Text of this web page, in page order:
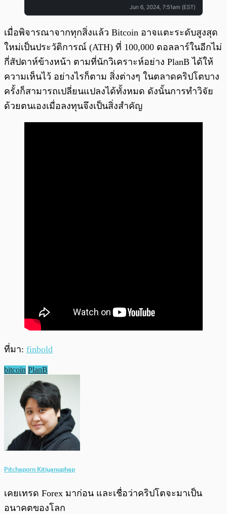
เมื่อพิจารณาจากทุกสิ่งแล้ว Bitcoin อาจแตะระดับสูงสุด
ใหม่เป็นประวัติการณ์ (ATH) ที่ 100,000 ดอลลาร์ในอีกไม่
กี่สัปดาห์ข้างหน้า ตามที่นักวิเคราะห์อย่าง PlanB ได้ให้
ความเห็นไว้ อย่างไรก็ตาม สิ่งต่างๆ ในตลาดคริปโตบาง
ครั้งก็สามารถเปลี่ยนแปลงได้ทั้งหมด ดังนั้นการทำวิจัย
ด้วยตนเองเมื่อลงทุนจึงเป็นสิ่งสำคัญ
ที่มา: finbold
bitcoin PlanB
Pitchaporn Kitiyanuphap
เคยเทรด Forex มาก่อน และเชื่อว่าคริปโตจะมาเป็น
อนาคตของโลก